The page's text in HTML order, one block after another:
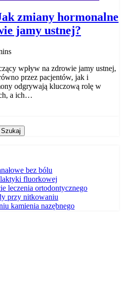
zmiany hormonalne
jamy ustnej?
wpływ na zdrowie jamy ustnej,
przez pacjentów, jak i
odgrywają kluczową rolę w
a ich…
Szukaj
bez bólu
fluorkowej
leczenia ortodontycznego
przy nitkowaniu
kamienia nazębnego